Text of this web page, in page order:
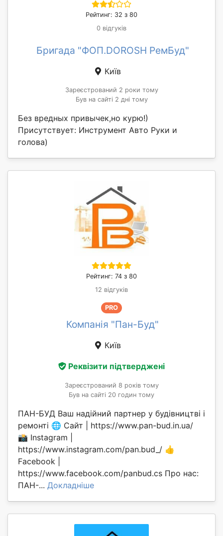
Рейтинг: 32 з 80
0 відгуків
Бригада "ФОП.DOROSH РемБуд"
Київ
Зареєстрований 2 роки тому
Був на сайті 2 дні тому
Без вредных привычек,но курю!)
Присутствует: Инструмент Авто Руки и
голова)
Рейтинг: 74 з 80
12 відгуків
PRO
Компанія "Пан-Буд"
Київ
Реквізити підтверджені
Зареєстрований 8 років тому
Був на сайті 20 годин тому
ПАН-БУД Ваш надійний партнер у будівництві і
ремонті 🌐 Сайт | https://www.pan-bud.in.ua/
📸 Instagram |
https://www.instagram.com/pan.bud_/ 👍
Facebook |
https://www.facebook.com/panbud.cs Про нас:
ПАН-... Докладніше